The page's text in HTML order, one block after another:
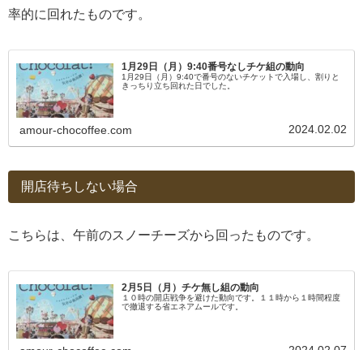
率的に回れたものです。
1月29日（月）9:40番号なしチケ組の動向
1月29日（月）9:40で番号のないチケットで入場し、割りと
きっちり立ち回れた日でした。
amour-chocoffee.com 2024.02.02
開店待ちしない場合
こちらは、午前のスノーチーズから回ったものです。
2月5日（月）チケ無し組の動向
１０時の開店戦争を避けた動向です。１１時から１時間程度
で撤退する省エネアムールです。